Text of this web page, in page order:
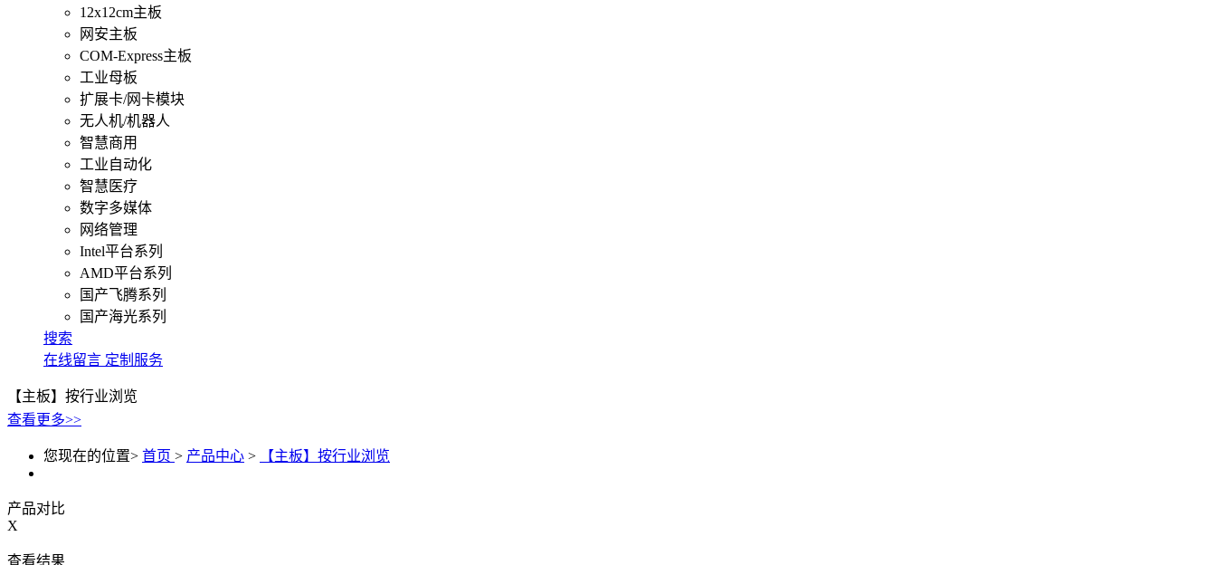
12x12cm主板
网安主板
COM-Express主板
工业母板
扩展卡/网卡模块
无人机/机器人
智慧商用
工业自动化
智慧医疗
数字多媒体
网络管理
Intel平台系列
AMD平台系列
国产飞腾系列
国产海光系列
搜索
在线留言 定制服务
【主板】按行业浏览
查看更多>>
您现在的位置> 首页 > 产品中心 > 【主板】按行业浏览
产品对比
X
查看结果